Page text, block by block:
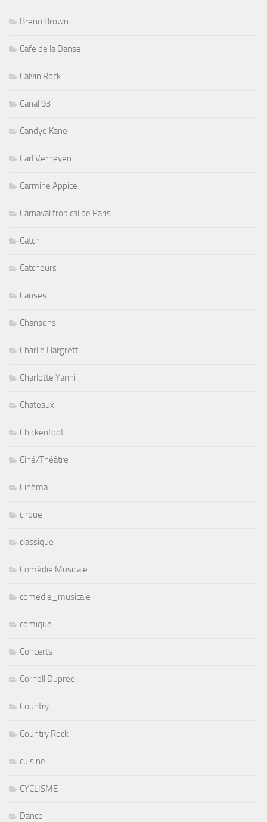
Breno Brown
Cafe de la Danse
Calvin Rock
Canal 93
Candye Kane
Carl Verheyen
Carmine Appice
Carnaval tropical de Paris
Catch
Catcheurs
Causes
Chansons
Charlie Hargrett
Charlotte Yanni
Chateaux
Chickenfoot
Ciné/Théâtre
Cinéma
cirque
classique
Comédie Musicale
comedie_musicale
comique
Concerts
Cornell Dupree
Country
Country Rock
cuisine
CYCLISME
Dance